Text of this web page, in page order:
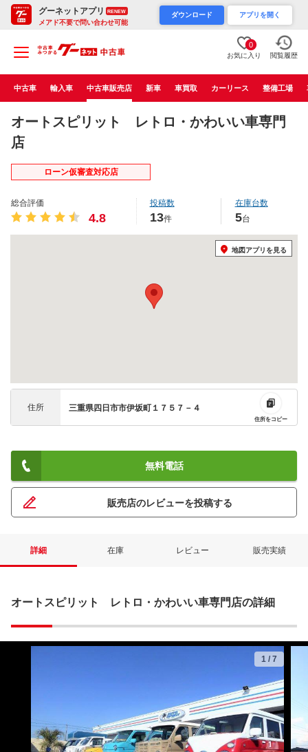
グーネットアプリ RENEW
メアド不要で問い合わせ可能
ダウンロード アプリを開く
0
お気に入り 閲覧履歴
中古車 輸入車 中古車販売店 新車 車買取 カーリース 整備工場
オートスピリット レトロ・かわいい車専門
店
ローン仮審査対応店
総合評価
4.8
投稿数
13件
在庫台数
5台
地図アプリを見る
住所 三重県四日市市伊坂町１７５７－４
住所をコピー
無料電話
販売店のレビューを投稿する
詳細 在庫 レビュー 販売実績
オートスピリット レトロ・かわいい車専門店の詳細
1 / 7